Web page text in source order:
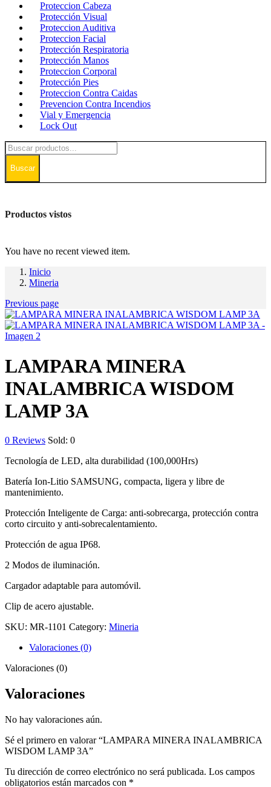
Proteccion Cabeza
Protección Visual
Proteccion Auditiva
Proteccion Facial
Protección Respiratoria
Protección Manos
Proteccion Corporal
Protección Pies
Proteccion Contra Caidas
Prevencion Contra Incendios
Vial y Emergencia
Lock Out
Buscar
Productos vistos
You have no recent viewed item.
Inicio
Mineria
Previous page
LAMPARA MINERA
INALAMBRICA WISDOM
LAMP 3A
0 Reviews Sold: 0
Tecnología de LED, alta durabilidad (100,000Hrs)
Batería Ion-Litio SAMSUNG, compacta, ligera y libre de
mantenimiento.
Protección Inteligente de Carga: anti-sobrecarga, protección contra
corto circuito y anti-sobrecalentamiento.
Protección de agua IP68.
2 Modos de iluminación.
Cargador adaptable para automóvil.
Clip de acero ajustable.
SKU: MR-1101 Category: Mineria
Valoraciones (0)
Valoraciones (0)
Valoraciones
No hay valoraciones aún.
Sé el primero en valorar “LAMPARA MINERA INALAMBRICA
WISDOM LAMP 3A”
Tu dirección de correo electrónico no será publicada. Los campos
obligatorios están marcados con *